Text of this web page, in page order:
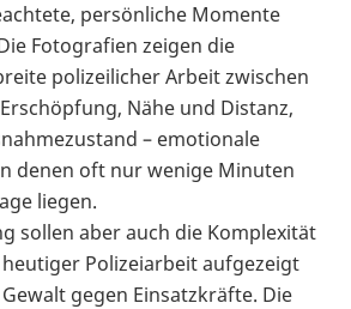
persönliche Momente
Fotografien zeigen die
polizeilicher Arbeit zwischen
Nähe und Distanz,
– emotionale
denen oft nur wenige Minuten
liegen.
sollen aber auch die Komplexität
Polizeiarbeit aufgezeigt
gegen Einsatzkräfte. Die